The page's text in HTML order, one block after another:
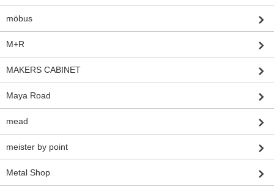
möbus
M+R
MAKERS CABINET
Maya Road
mead
meister by point
Metal Shop